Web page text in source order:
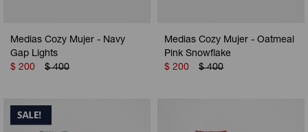
Medias Cozy Mujer - Navy
Gap Lights
$ 200 $ 400
Medias Cozy Mujer - Oatmeal
Pink Snowflake
$ 200 $ 400